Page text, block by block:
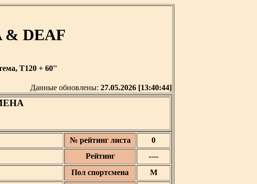
& DEAF
T120 + 60''
Данные обновлены: 27.05.2026 [13:40:44]
№ рейтинг листа
0
Рейтинг
----
Пол спортсмена
М